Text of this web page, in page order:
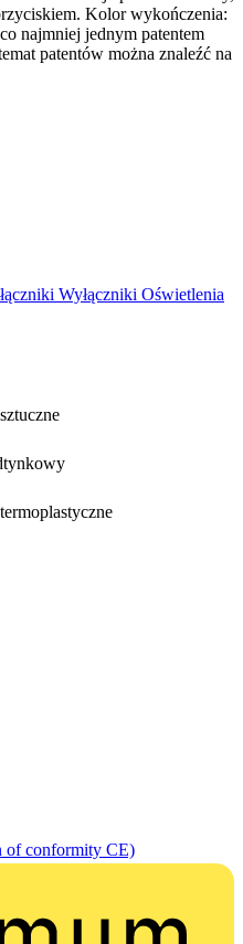
Kolor wykończenia:
najmniej jednym patentem
patentów można znaleźć na
Wyłączniki Oświetlenia
of conformity CE)